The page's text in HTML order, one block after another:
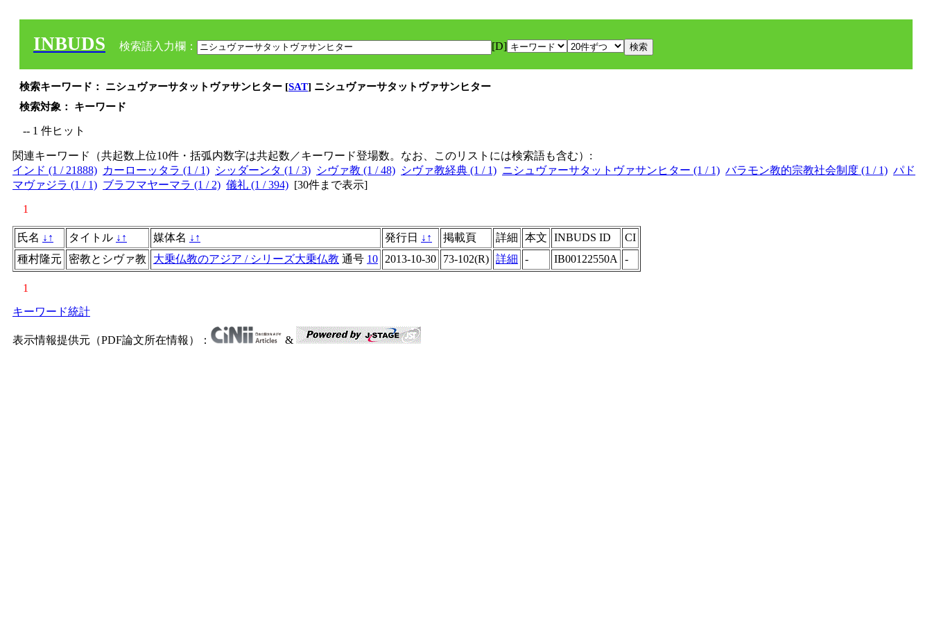
INBUDS 検索語入力欄： [D]
検索キーワード： ニシュヴァーサタットヴァサンヒター [SAT] ニシュヴァーサタットヴァサンヒター
検索対象： キーワード
-- 1 件ヒット
関連キーワード（共起数上位10件・括弧内数字は共起数／キーワード登場数。なお、このリストには検索語も含む）:
インド (1 / 21888) カーローッタラ (1 / 1) シッダーンタ (1 / 3) シヴァ教 (1 / 48) シヴァ教経典 (1 / 1) ニシュヴァーサタットヴァサンヒター (1 / 1) バラモン教的宗教社会制度 (1 / 1) パド
マヴァジラ (1 / 1) ブラフマヤーマラ (1 / 2) 儀礼 (1 / 394) [30件まで表示]
1
氏名 ↓ ↑ タイトル ↓ ↑ 媒体名 ↓ ↑ 発行日 ↓ ↑ 掲載頁 詳細 本文 INBUDS ID
CI
種村隆元
密教とシヴァ教 大乗仏教のアジア / シリーズ大乗仏教 通号 10 2013-10-30 73-102(R) 詳細 - IB00122550A -
1
キーワード統計
表示情報提供元（PDF論文所在情報）： &